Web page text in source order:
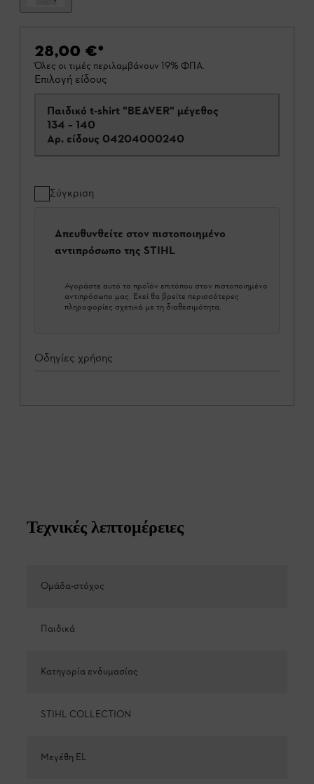
28,00 €*
Όλες οι τιμές περιλαμβάνουν 19% ΦΠΑ.
Επιλογή είδους
Παιδικό t-shirt "BEAVER" μέγεθος
134 – 140
Αρ. είδους 04204000240
Σύγκριση
Απευθυνθείτε στον πιστοποιημένο
αντιπρόσωπο της STIHL
Αγοράστε αυτό το προϊόν επιτόπου στον πιστοποιημένο
αντιπρόσωπο μας. Εκεί θα βρείτε περισσότερες
πληροφορίες σχετικά με τη διαθεσιμότητα.
Οδηγίες χρήσης
Τεχνικές λεπτομέρειες
Ομάδα-στόχος
Παιδικά
Κατηγορία ενδυμασίας
STIHL COLLECTION
Μεγέθη EL